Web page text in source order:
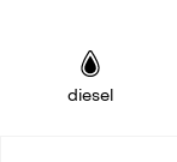
diesel